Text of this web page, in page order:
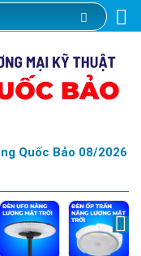
Quốc Bảo 08/2026